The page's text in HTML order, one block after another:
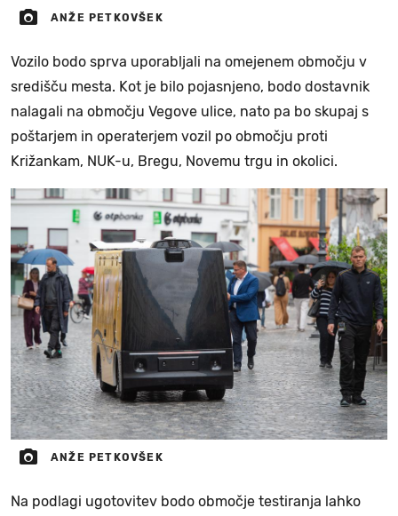
ANŽE PETKOVŠEK
Vozilo bodo sprva uporabljali na omejenem območju v
središču mesta. Kot je bilo pojasnjeno, bodo dostavnik
nalagali na območju Vegove ulice, nato pa bo skupaj s
poštarjem in operaterjem vozil po območju proti
Križankam, NUK-u, Bregu, Novemu trgu in okolici.
ANŽE PETKOVŠEK
Na podlagi ugotovitev bodo območje testiranja lahko